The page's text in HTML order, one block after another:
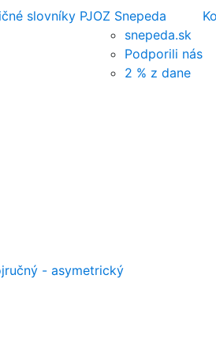
slovníky PJOZ Snepeda
snepeda.sk
Podporili nás
2 % z dane
- asymetrický